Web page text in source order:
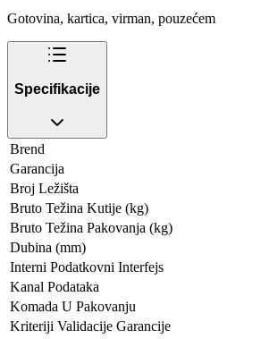
Gotovina, kartica, virman, pouzećem
Specifikacije
Brend
Garancija
Broj Ležišta
Bruto Težina Kutije (kg)
Bruto Težina Pakovanja (kg)
Dubina (mm)
Interni Podatkovni Interfejs
Kanal Podataka
Komada U Pakovanju
Kriteriji Validacije Garancije